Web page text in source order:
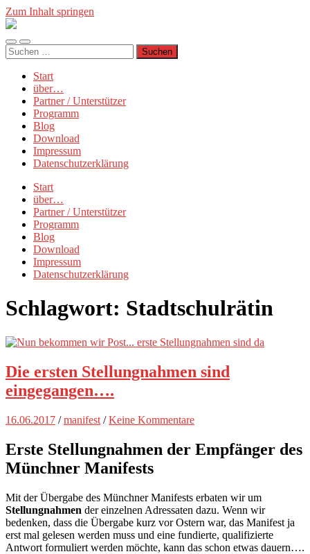
Zum Inhalt springen
Münchner
Mobile-
Menü
Suchfeld
ein-/ausblenden
Suchen
nach:
Start
über…
Partner / Unterstützer
Programm
Blog
Download
Impressum
Datenschutzerklärung
Start
über…
Partner / Unterstützer
Programm
Blog
Download
Impressum
Datenschutzerklärung
Schlagwort: Stadtschulrätin
Die ersten Stellungnahmen sind
eingegangen….
16.06.2017 /manifest /Keine Kommentare
Erste Stellungnahmen der Empfänger des
Münchner Manifests
Mit der Übergabe des Münchner Manifests erbaten wir um
Stellungnahmen der einzelnen Adressaten dazu. Wenn wir
bedenken, dass die Übergabe kurz vor Ostern war, das Manifest ja
erst mal gelesen werden muss und eine fundierte, qualifizierte
Antwort formuliert werden möchte, kann das schon etwas dauern….